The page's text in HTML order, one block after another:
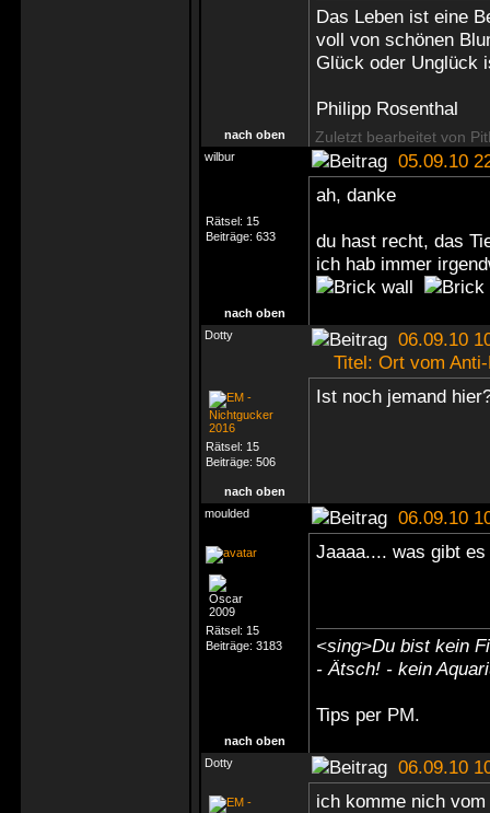
Das Leben ist eine
voll von schönen
Glück oder Unglück
Philipp Rosenthal
nach oben Zuletzt bearbeitet von
wilbur 05.09.10
Rätsel: 15
Beiträge: 633
ah, danke
du hast recht, das
ich hab immer
nach oben
Dotty
06.09.10
Titel: Ort vom Anti-
Rätsel: 15
Beiträge: 506
Ist noch jemand
nach oben
moulded
06.09.10
Rätsel: 15
Beiträge: 3183
Jaaaa.... was gibt es
<sing>Du bist kein
- Ätsch! - kein
Tips per PM.
nach oben
Dotty
06.09.10
ich komme nich